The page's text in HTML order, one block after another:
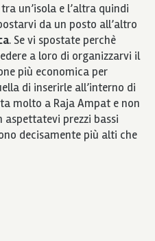
un’isola e l’altra quindi
da un posto all’altro
. Se vi spostate perchè
a loro di organizzarvi il
più economica per
di inserirle all’interno di
molto a Raja Ampat e non
prezzi bassi
decisamente più alti che